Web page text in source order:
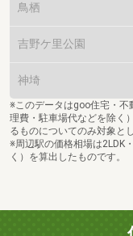
鳥栖
吉野ケ里公園
神埼
※このデータはgoo住宅・不
理費・駐車場代などを除く
るものについてのみ対象と
※周辺駅の価格相場は2LDK
く）を算出したものです。